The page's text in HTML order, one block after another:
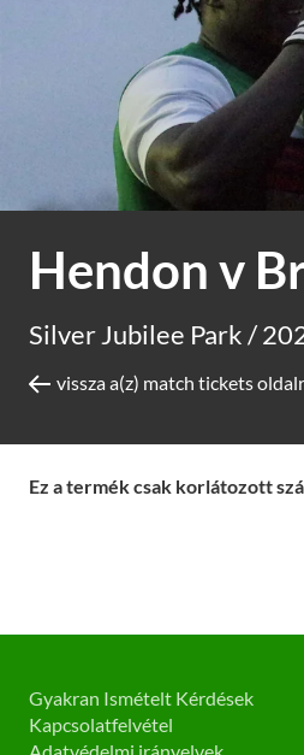
Hendon v
Silver Jubilee Park /
vissza a(z) match tickets
Ez a termék csak korlátozott
Gyakran Ismételt Kérdések
Kapcsolatfelvétel